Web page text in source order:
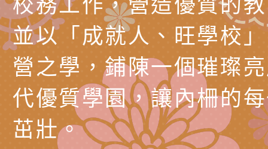
月份公共服務政策溝
訊
檢送本市馬祖新村眷
區《植地有聲》主題
有關本市辦理115年
專注力研習營 「正
緒學習與生命教育(
梯次)」
檢送桃園市政府LED
字稿及LCD託播影片
函轉「2026台東博
海報電子檔及活動介
檢送桃園市政府家庭
校務工作，營造優質的
並以「成就人、旺學校
營之學，鋪陳一個璀璨
代優質學園，讓內柵的
茁壯。